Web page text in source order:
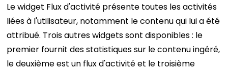
Le widget Flux d'activité présente toutes les activités
liées à l'utilisateur, notamment le contenu qui lui a été
attribué. Trois autres widgets sont disponibles : le
premier fournit des statistiques sur le contenu ingéré,
le deuxième est un flux d'activité et le troisième